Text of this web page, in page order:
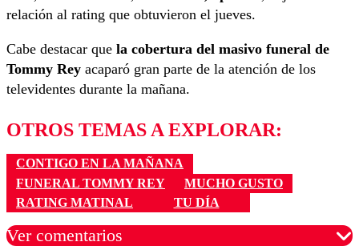
relación al rating que obtuvieron el jueves.
Cabe destacar que la cobertura del masivo funeral de
Tommy Rey acaparó gran parte de la atención de los
televidentes durante la mañana.
OTROS TEMAS A EXPLORAR:
CONTIGO EN LA MAÑANA
FUNERAL TOMMY REY
MUCHO GUSTO
RATING MATINAL
TU DÍA
Ver comentarios